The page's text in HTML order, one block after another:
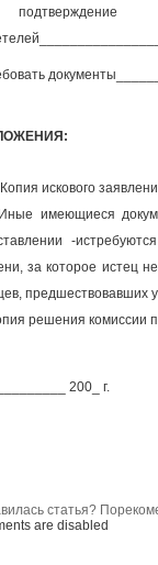
искового
имеющиеся
-
за которое истец
предшествовавших
решения комиссии
200_ г.
статья?
are disabled